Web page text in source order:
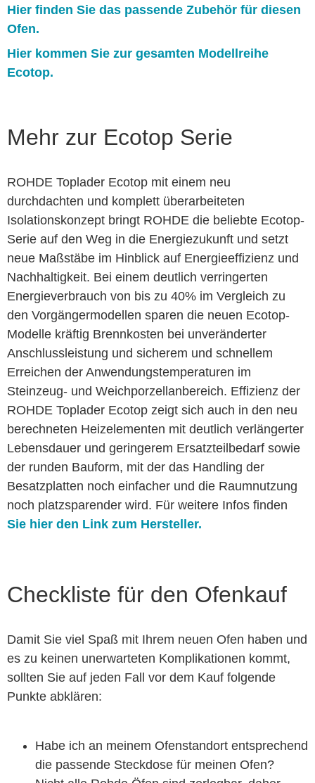
Hier finden Sie das passende Zubehör für diesen
Ofen.
Hier kommen Sie zur gesamten Modellreihe
Ecotop.
Mehr zur Ecotop Serie
ROHDE Toplader Ecotop mit einem neu
durchdachten und komplett überarbeiteten
Isolationskonzept bringt ROHDE die beliebte Ecotop-
Serie auf den Weg in die Energiezukunft und setzt
neue Maßstäbe im Hinblick auf Energieeffizienz und
Nachhaltigkeit. Bei einem deutlich verringerten
Energieverbrauch von bis zu 40% im Vergleich zu
den Vorgängermodellen sparen die neuen Ecotop-
Modelle kräftig Brennkosten bei unveränderter
Anschlussleistung und sicherem und schnellem
Erreichen der Anwendungstemperaturen im
Steinzeug- und Weichporzellanbereich. Effizienz der
ROHDE Toplader Ecotop zeigt sich auch in den neu
berechneten Heizelementen mit deutlich verlängerter
Lebensdauer und geringerem Ersatzteilbedarf sowie
der runden Bauform, mit der das Handling der
Besatzplatten noch einfacher und die Raumnutzung
noch platzsparender wird. Für weitere Infos finden
Sie hier den Link zum Hersteller.
Checkliste für den Ofenkauf
Damit Sie viel Spaß mit Ihrem neuen Ofen haben und
es zu keinen unerwarteten Komplikationen kommt,
sollten Sie auf jeden Fall vor dem Kauf folgende
Punkte abklären:
Habe ich an meinem Ofenstandort entsprechend
die passende Steckdose für meinen Ofen?